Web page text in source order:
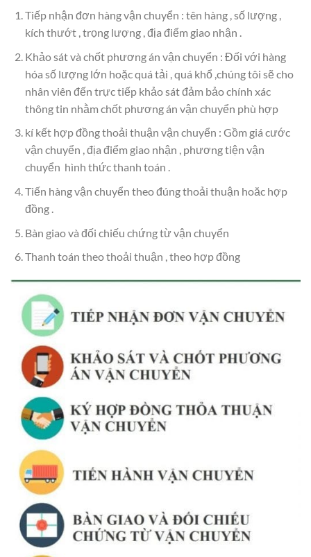
Tiếp nhận đơn hàng vận chuyển : tên hàng , số lượng ,
kích thướt , trọng lượng , địa điểm giao nhận .
Khảo sát và chốt phương án vận chuyển : Đối với hàng
hóa số lượng lớn hoặc quá tải , quá khổ ,chúng tôi sẽ cho
nhân viên đến trực tiếp khảo sát đảm bảo chính xác
thông tin nhằm chốt phương án vận chuyển phù hợp
kí kết hợp đồng thoải thuận vận chuyển : Gồm giá cước
vận chuyển , địa điểm giao nhận , phương tiện vận
chuyển hình thức thanh toán .
Tiến hàng vận chuyển theo đúng thoải thuận hoăc hợp
đồng .
Bàn giao và đối chiếu chứng từ vận chuyển
Thanh toán theo thoải thuận , theo hợp đồng